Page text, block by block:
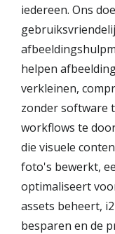
iedereen. Ons
helpen
verkleinen,
zonder software
workflows te
die visuele
foto's bewerkt,
optimaliseert
assets beheert,
besparen en de